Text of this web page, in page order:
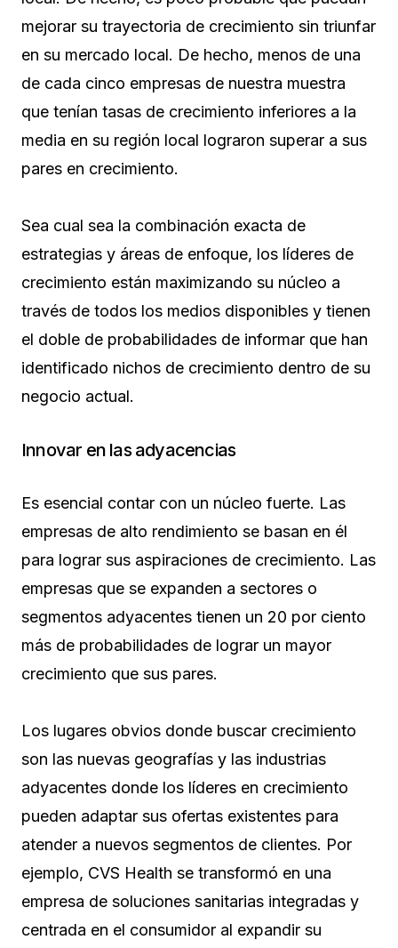
mejorar su trayectoria de crecimiento sin triunfar
en su mercado local. De hecho, menos de una
de cada cinco empresas de nuestra muestra
que tenían tasas de crecimiento inferiores a la
media en su región local lograron superar a sus
pares en crecimiento.
Sea cual sea la combinación exacta de
estrategias y áreas de enfoque, los líderes de
crecimiento están maximizando su núcleo a
través de todos los medios disponibles y tienen
el doble de probabilidades de informar que han
identificado nichos de crecimiento dentro de su
negocio actual.
Innovar en las adyacencias
Es esencial contar con un núcleo fuerte. Las
empresas de alto rendimiento se basan en él
para lograr sus aspiraciones de crecimiento. Las
empresas que se expanden a sectores o
segmentos adyacentes tienen un 20 por ciento
más de probabilidades de lograr un mayor
crecimiento que sus pares.
Los lugares obvios donde buscar crecimiento
son las nuevas geografías y las industrias
adyacentes donde los líderes en crecimiento
pueden adaptar sus ofertas existentes para
atender a nuevos segmentos de clientes. Por
ejemplo, CVS Health se transformó en una
empresa de soluciones sanitarias integradas y
centrada en el consumidor al expandir su